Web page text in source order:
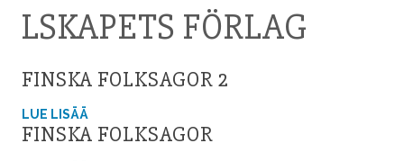
LSKAPETS FÖRLAG
FINSKA FOLKSAGOR 2
LUE LISÄÄ
FINSKA FOLKSAGOR